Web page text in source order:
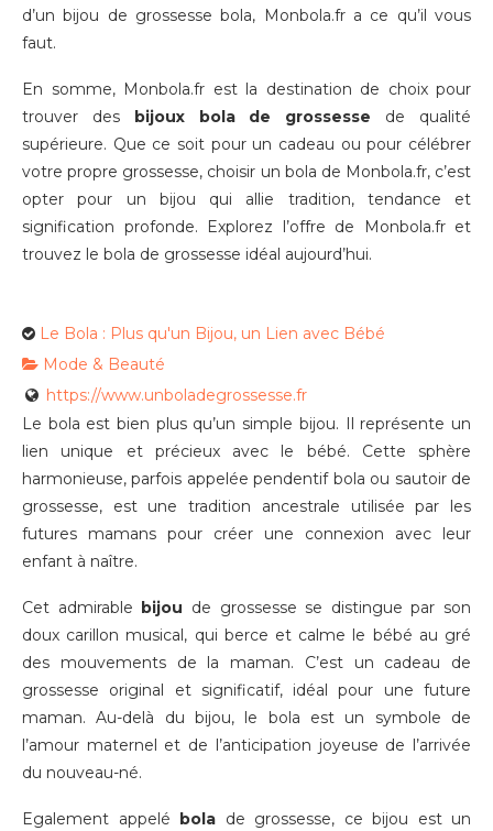
d’un bijou de grossesse bola, Monbola.fr a ce qu’il vous
faut.
En somme, Monbola.fr est la destination de choix pour
trouver des
bijoux bola de grossesse de qualité
supérieure. Que ce soit pour un cadeau ou pour célébrer
votre propre grossesse, choisir un bola de Monbola.fr, c’est
opter pour un bijou qui allie tradition, tendance et
signification profonde. Explorez l’offre de Monbola.fr et
trouvez le bola de grossesse idéal aujourd’hui.
Le Bola : Plus qu'un Bijou, un Lien avec Bébé
Mode & Beauté
https://www.unboladegrossesse.fr
Le bola est bien plus qu’un simple bijou. Il représente un
lien unique et précieux avec le bébé. Cette sphère
harmonieuse, parfois appelée pendentif bola ou sautoir de
grossesse, est une tradition ancestrale utilisée par les
futures mamans pour créer une connexion avec leur
enfant à naître.
Cet admirable bijou de grossesse se distingue par son
doux carillon musical, qui berce et calme le bébé au gré
des mouvements de la maman. C’est un cadeau de
grossesse original et significatif, idéal pour une future
maman. Au-delà du bijou, le bola est un symbole de
l’amour maternel et de l’anticipation joyeuse de l’arrivée
du nouveau-né.
Egalement appelé bola de grossesse, ce bijou est un